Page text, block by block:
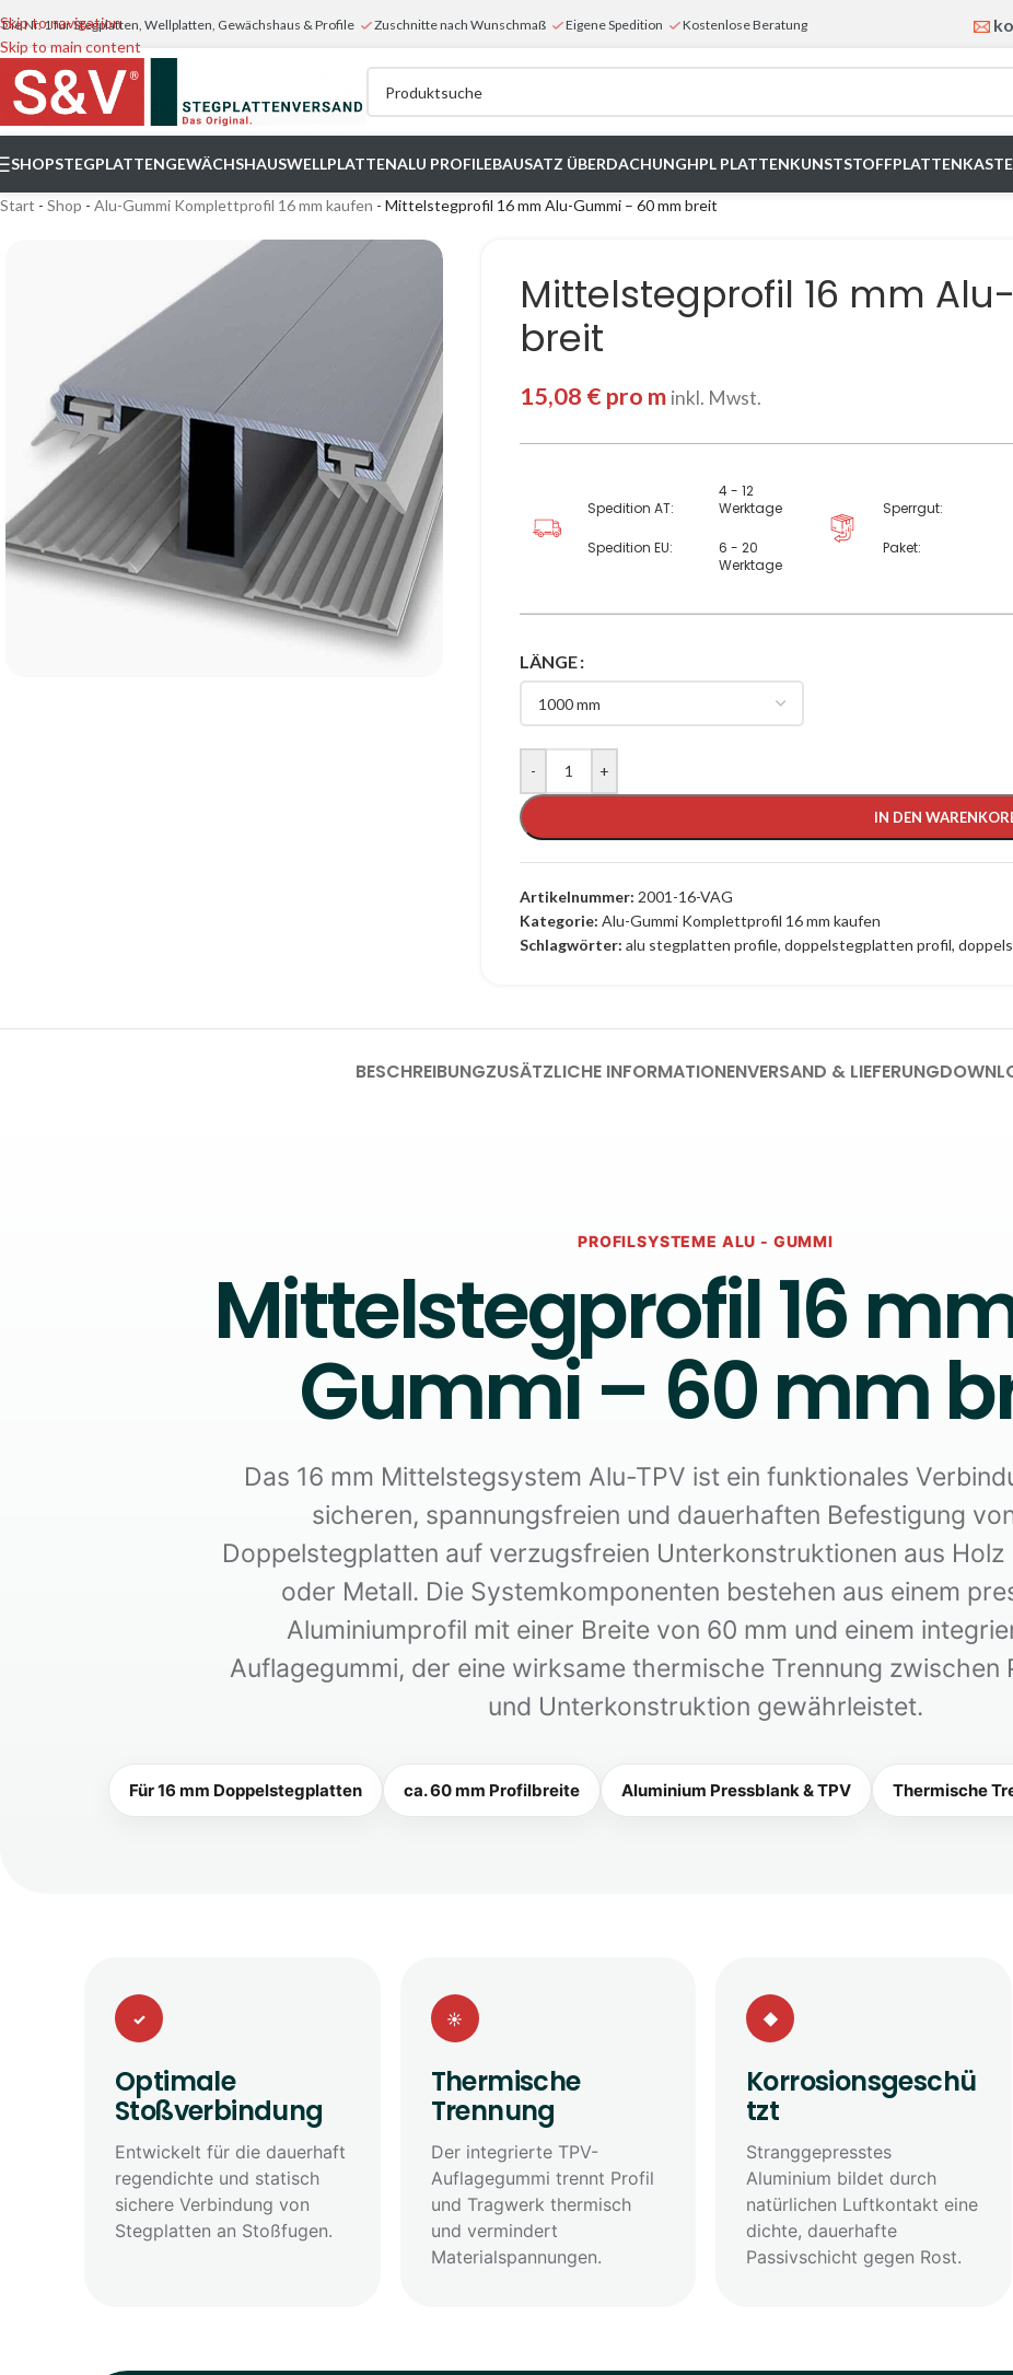
Skip to navigation
Skip to main content
Die Nr. 1 für Stegplatten, Wellplatten, Gewächshaus & Profile Zuschnitte nach Wunschmaß Eigene Spedition Kostenlose Beratung
SHOPSTEGPLATTENGEWÄCHSHAUSWELLPLATTENALU PROFILEBAUSATZ ÜBERDACHUNGHPL PLATTENKUNSTSTOFFPLATTEN
Start - Shop - Alu-Gummi Komplettprofil 16 mm kaufen - Mittelstegprofil 16 mm Alu-Gummi – 60 mm breit
Mittelstegprofil 16 mm
breit
15,08 € pro m inkl. Mwst.
Spedition AT:
Spedition EU:
4 - 12
Werktage
6 - 20
Werktage
Sperrgut:
Paket:
LÄNGE
- +
IN DEN
Artikelnummer: 2001-16-VAG
Kategorie: Alu-Gummi Komplettprofil 16 mm kaufen
Schlagwörter: alu stegplatten profile, doppelstegplatten profil,
BESCHREIBUNGZUSÄTZLICHE INFORMATIONENVERSAND & LIEFERUNG
PROFILSYSTEME ALU - GUMMI
Mittelstegprofil 16
Gummi – 60 mm
Das 16 mm Mittelstegsystem Alu-TPV ist ein funktionales
sicheren, spannungsfreien und dauerhaften Befestigung
Doppelstegplatten auf verzugsfreien Unterkonstruktionen aus Holz
oder Metall. Die Systemkomponenten bestehen aus einem
Aluminiumprofil mit einer Breite von 60 mm und einem
Auflagegummi, der eine wirksame thermische Trennung zwischen
und Unterkonstruktion gewährleistet.
Für 16 mm Doppelstegplatten ca. 60 mm Profilbreite Aluminium Pressblank & TPV Thermische
✓
Optimale
Stoßverbindung
Entwickelt für die dauerhaft
regendichte und statisch
sichere Verbindung von
Stegplatten an Stoßfugen.
☀
Thermische
Trennung
Der integrierte TPV-
Auflagegummi trennt Profil
und Tragwerk thermisch
und vermindert
Materialspannungen.
◆
Korrosionsgeschü
tzt
Stranggepresstes
Aluminium bildet durch
natürlichen Luftkontakt eine
dichte, dauerhafte
Passivschicht gegen Rost.